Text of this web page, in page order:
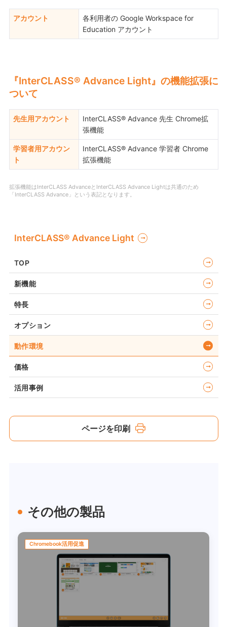
アカウント
各利用者の Google Workspace for
Education アカウント
『InterCLASS® Advance Light』の機能拡張に
ついて
先生用アカウント
InterCLASS® Advance 先生 Chrome拡
張機能
学習者用アカウン
ト
InterCLASS® Advance 学習者 Chrome
拡張機能
拡張機能はInterCLASS AdvanceとInterCLASS Advance Lightは共通のため
「InterCLASS Advance」という表記となります。
InterCLASS®︎ Advance Light
TOP
新機能
特長
オプション
動作環境
価格
活用事例
ページを印刷
その他の製品
Chromebook活用促進